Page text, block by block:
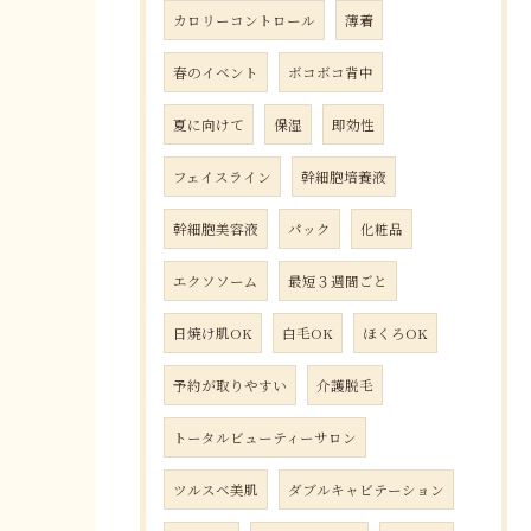
カロリーコントロール 薄着
春のイベント ボコボコ背中
夏に向けて 保湿 即効性
フェイスライン 幹細胞培養液
幹細胞美容液 パック 化粧品
エクソソーム 最短３週間ごと
日焼け肌OK 白毛OK ほくろOK
予約が取りやすい 介護脱毛
トータルビューティーサロン
ツルスベ美肌 ダブルキャビテーション